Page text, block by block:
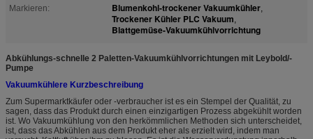
Markieren:
Blumenkohl-trockener Vakuumkühler,
Trockener Kühler PLC Vakuum,
Blattgemüse-Vakuumkühlvorrichtung
Abkühlungs-schnelle 2 Paletten-Vakuumkühlvorrichtungen mit Leybold/-
Pumpe
Vakuumkühlere Kurzbeschreibung
Zum Supermarktkäufer oder -verbraucher ist es ein Stempel der Qualität, zu
sagen, dass das Produkt durch einen einzigartigen Prozess abgekühlt worden
ist. Wo Vakuumkühlung von den herkömmlichen Methoden sich unterscheidet,
ist, dass das Abkühlen aus dem Produkt eher als erzielt wird, indem man